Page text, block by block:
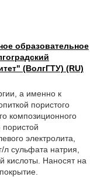
образовательное
(ВолгГТУ) (RU)
а именно к
пористого
композиционного
электролита,
сульфата натрия,
кислоты. Наносят на